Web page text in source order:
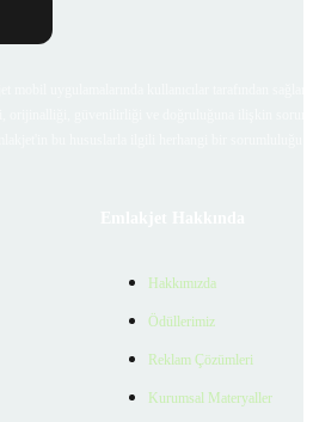
Hakkımızda
Ödüllerimiz
Reklam Çözümleri
Kurumsal Materyaller